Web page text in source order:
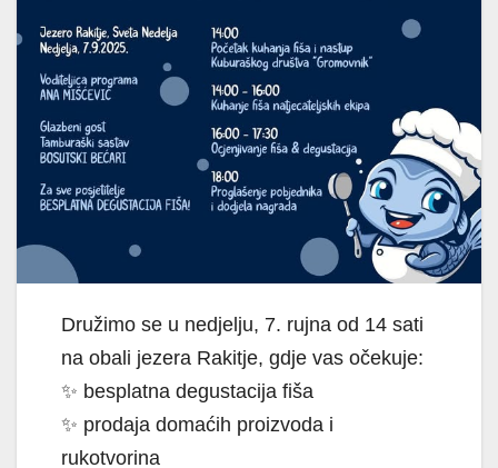
Družimo se u nedjelju, 7. rujna od 14 sati
na obali jezera Rakitje, gdje vas očekuje:
✨ besplatna degustacija fiša
✨ prodaja domaćih proizvoda i
rukotvorina